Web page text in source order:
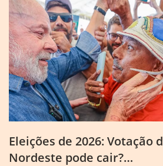
Eleições de 2026: Votação
Nordeste pode cair?…